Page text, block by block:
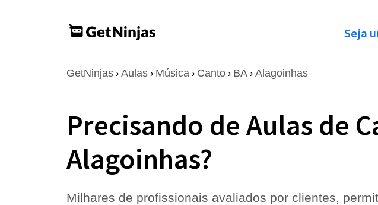
Seja
GetNinjas › Aulas › Música › Canto › BA › Alagoinhas
Precisando de Aulas de
Alagoinhas?
Milhares de profissionais avaliados por clientes,